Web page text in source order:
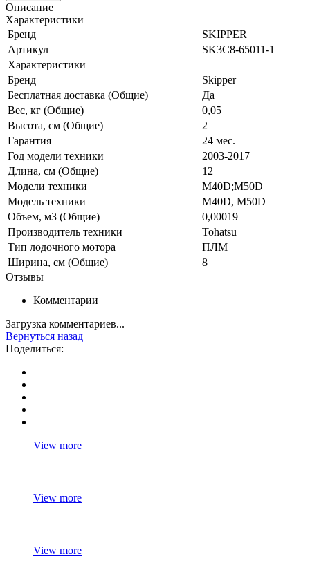
Описание
Характеристики
Бренд
SKIPPER
Артикул
SK3C8-65011-1
Характеристики
Бренд
Skipper
Бесплатная доставка (Общие)
Да
Вес, кг (Общие)
0,05
Высота, см (Общие)
2
Гарантия
24 мес.
Год модели техники
2003-2017
Длина, см (Общие)
12
Модели техники
M40D;M50D
Модель техники
M40D, M50D
Объем, м3 (Общие)
0,00019
Производитель техники
Tohatsu
Тип лодочного мотора
ПЛМ
Ширина, см (Общие)
8
Отзывы
Комментарии
Загрузка комментариев...
Вернуться назад
Поделиться:
View more
View more
View more